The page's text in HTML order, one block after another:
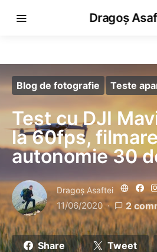
Dragoș
Blog de fotografie Teste
Test cu DJI
la 60fps,
autonomie 30
Dragoş Asaftei
11/06/2020 2
Share Tweet